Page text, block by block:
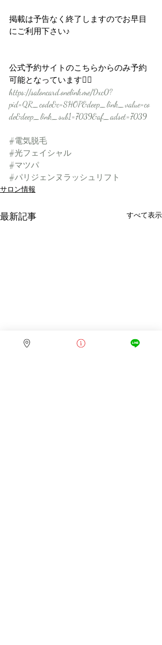
掲載は予告なく終了しますのでお早目
にご利用下さい♪
公式予約サイトのこちらからのみ予約
可能となっています🙇‍♀️
https://saloncard.onelink.me/Dxc0?
pid=QR_code&c=SHOP&deep_link_value=co
de&deep_link_sub1=7039&af_adset=7039
#電気脱毛
#光フェイシャル
#マツパ
#パリジェンヌラッシュリフト
サロン情報
最新記事 すべて表示